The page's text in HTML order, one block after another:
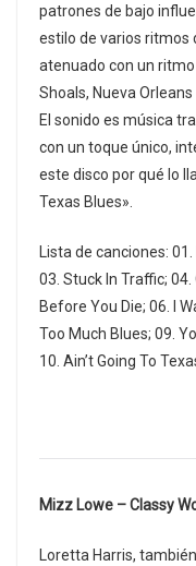
patrones de bajo
estilo de varios ritmos
atenuado con un
Shoals, Nueva
El sonido es música
con un toque único,
este disco por qué lo
Texas Blues».
Lista de canciones:
03. Stuck In Traffic; 04.
Before You Die; 06. I
Too Much Blues; 09.
10. Ain’t Going To
Mizz Lowe – Classy
Loretta Harris,